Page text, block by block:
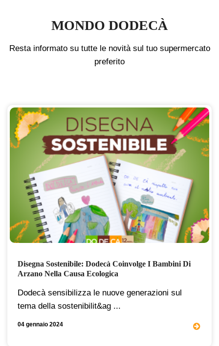
MONDO DODECÀ
Resta informato su tutte le novità sul tuo supermercato
preferito
Disegna Sostenibile: Dodecà Coinvolge I Bambini Di
Arzano Nella Causa Ecologica
Dodecà sensibilizza le nuove generazioni sul
tema della sostenibilit&ag ...
04 gennaio 2024